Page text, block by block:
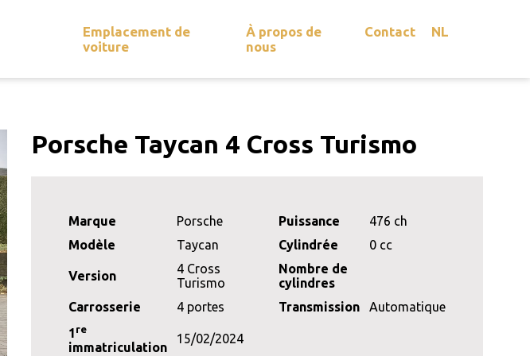
Emplacement de
voiture
À propos de
nous
Contact NL
Porsche Taycan 4 Cross Turismo
Marque
Porsche
Modèle
Taycan
Version
4 Cross
Turismo
Carrosserie
4 portes
1 re
immatriculation
15/02/2024
Puissance
476 ch
Cylindrée
0 cc
Nombre de
cylindres
Transmission
Automatique